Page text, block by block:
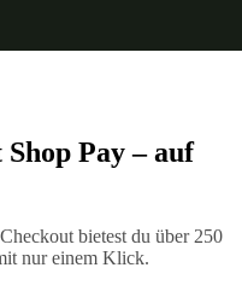
Shop Pay– auf
bietest du über 250
nur einem Klick.